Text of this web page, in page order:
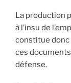
La production
à l’insu de
constitue
ces
défense.